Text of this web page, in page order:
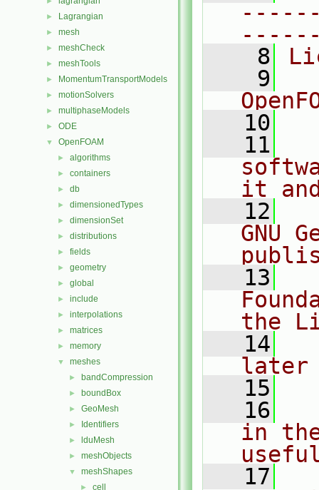
► Lagrangian
► mesh
► meshCheck
► meshTools
► MomentumTransportModels
► motionSolvers
► multiphaseModels
► ODE
▼ OpenFOAM
► algorithms
► containers
► db
► dimensionedTypes
► dimensionSet
► distributions
► fields
► geometry
► global
► include
► interpolations
► matrices
► memory
▼ meshes
► bandCompression
► boundBox
► GeoMesh
► Identifiers
► lduMesh
► meshObjects
▼ meshShapes
► cell
    8
    9
   10
   11
it
   12
GNU
   13
the
   14
later
   15
   16
in
   17